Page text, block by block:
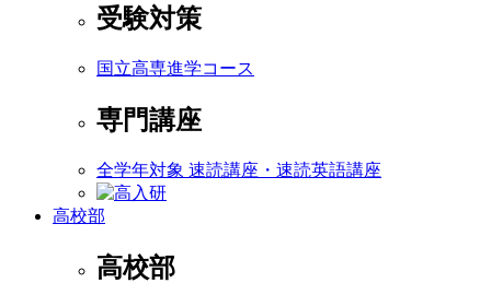
受験対策
国立高専進学コース
専門講座
全学年対象 速読講座・速読英語講座
高校部
高校部